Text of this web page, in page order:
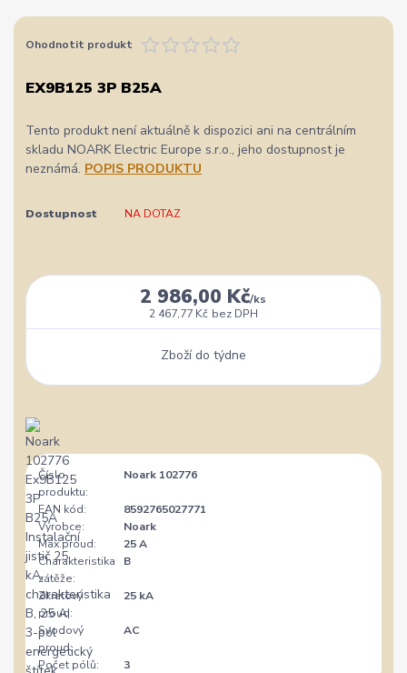
Ohodnotit produkt
EX9B125 3P B25A
Tento produkt není aktuálně k dispozici ani na centrálním
skladu NOARK Electric Europe s.r.o., jeho dostupnost je
neznámá. POPIS PRODUKTU
Dostupnost NA DOTAZ
2 986,00 Kč/ks
2 467,77 Kč bez DPH
Zboží do týdne
Číslo
produktu:
Noark 102776
EAN kód:
8592765027771
Výrobce:
Noark
Max.proud:
25 A
Charakteristika
zátěže:
B
Zkratový
proud:
25 kA
Svodový
proud:
AC
Počet pólů: 3